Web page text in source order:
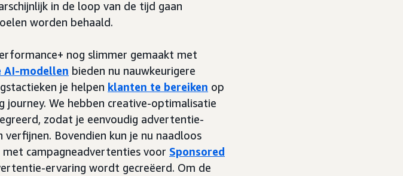
in de loop van de tijd gaan
worden behaald.
nog slimmer gemaakt met
AI-modellen bieden nu nauwkeurigere
je helpen klanten te bereiken op
journey. We hebben creative-optimalisatie
zodat je eenvoudig advertentie-
Bovendien kun je nu naadloos
campagneadvertenties voor Sponsored
ervaring wordt gecreëerd. Om de